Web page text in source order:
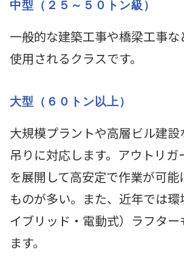
中型（２５～５０トン級）
一般的な建築工事や橋梁工事な
使用されるクラスです。
大型（６０トン以上）
大規模プラントや高層ビル建
吊りに対応します。アウトリガ
を展開して高安定で作業が可能
ものが多い。また、近年では
イブリッド・電動式）ラフター
ます。